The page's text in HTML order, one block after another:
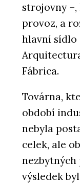
strojovny
provoz, a
hlavní sídlo
Fábrica.
Továrna,
období
nebyla
celek, ale
výsledek